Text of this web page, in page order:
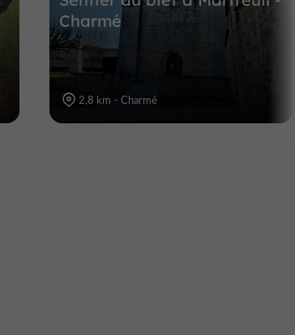
Charmé
2,8 km - Charmé